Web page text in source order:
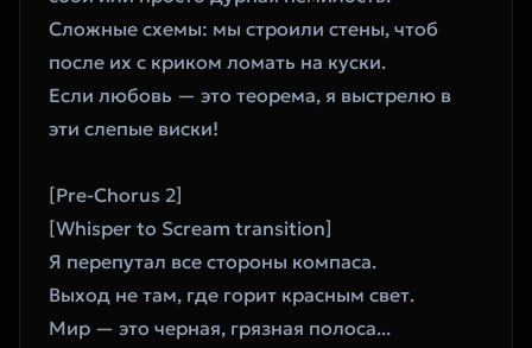
Сложные схемы: мы строили стены, чтоб
после их с криком ломать на куски.
Если любовь — это теорема, я выстрелю в
эти слепые виски!
[Pre-Chorus 2]
[Whisper to Scream transition]
Я перепутал все стороны компаса.
Выход не там, где горит красным свет.
Мир — это черная, грязная полоса...